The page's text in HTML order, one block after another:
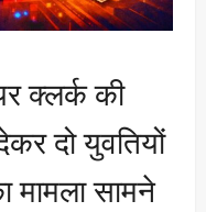
क्लर्क की
दो युवतियों
मामला सामने